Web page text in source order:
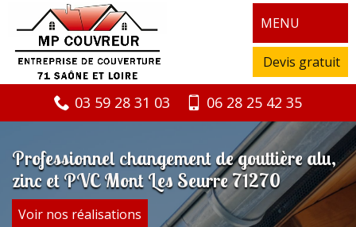
MENU
Devis gratuit
03 59 28 31 03 06 28 25 42 35
Professionnel changement de gouttière alu,
zinc et PVC Mont Les Seurre 71270
Voir nos réalisations